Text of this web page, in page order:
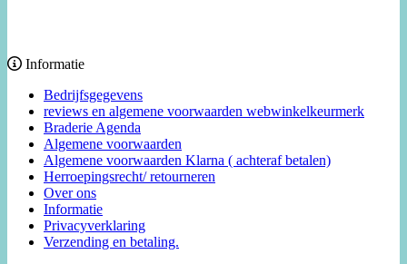
Informatie
Bedrijfsgegevens
reviews en algemene voorwaarden webwinkelkeurmerk
Braderie Agenda
Algemene voorwaarden
Algemene voorwaarden Klarna ( achteraf betalen)
Herroepingsrecht/ retourneren
Over ons
Informatie
Privacyverklaring
Verzending en betaling.